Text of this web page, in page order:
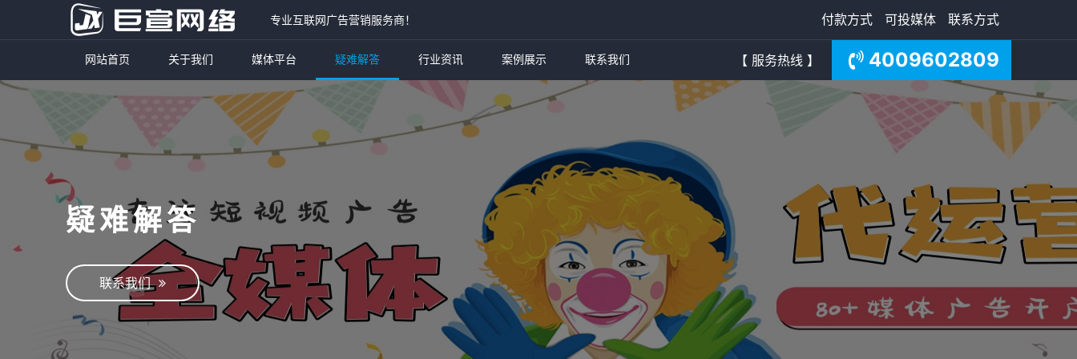
专业互联网广告营销服务商！ 付款方式 可投媒体 联系方式
网站首页 关于我们 媒体平台 疑难解答 行业资讯 案例展示 联系我们 【 服务热线 】 4009602809
疑难解答
联系我们